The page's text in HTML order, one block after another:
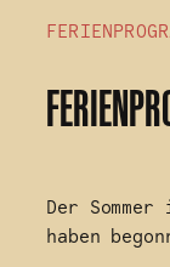
Der
haben